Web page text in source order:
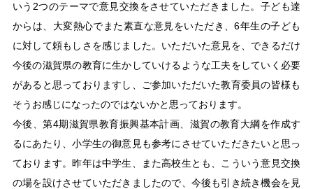
いう2つのテーマで意見交換をさせていただきました。子ども達
からは、大変熱心でまた素直な意見をいただき、6年生の子ども
に対して頼もしさを感じました。いただいた意見を、できるだけ
今後の滋賀県の教育に生かしていけるような工夫をしていく必要
があると思っておりますし、ご参加いただいた教育委員の皆様も
そうお感じになったのではないかと思っております。
今後、第4期滋賀県教育振興基本計画、滋賀の教育大綱を作成す
るにあたり、小学生の御意見も参考にさせていただきたいと思っ
ております。昨年は中学生、また高校生とも、こういう意見交換
の場を設けさせていただきましたので、今後も引き続き機会を見